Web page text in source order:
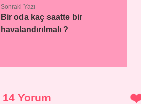
Sonraki Yazı
Bir oda kaç saatte bir
havalandırılmalı ?
14 Yorum